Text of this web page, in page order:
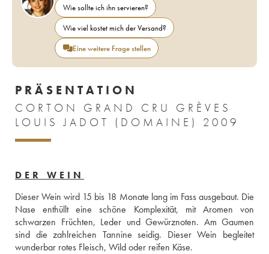
Wie sollte ich ihn servieren?
Wie viel kostet mich der Versand?
Eine weitere Frage stellen
PRÄSENTATION
CORTON GRAND CRU GRÈVES
LOUIS JADOT (DOMAINE) 2009
DER WEIN
Dieser Wein wird 15 bis 18 Monate lang im Fass ausgebaut. Die
Nase enthüllt eine schöne Komplexität, mit Aromen von
schwarzen Früchten, Leder und Gewürznoten. Am Gaumen
sind die zahlreichen Tannine seidig. Dieser Wein begleitet
wunderbar rotes Fleisch, Wild oder reifen Käse.